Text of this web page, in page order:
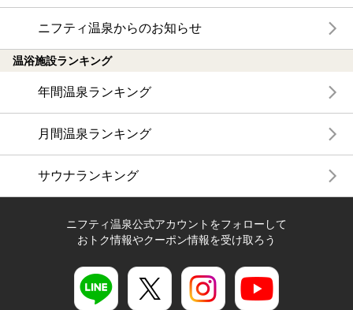
ニフティ温泉からのお知らせ
温浴施設ランキング
年間温泉ランキング
月間温泉ランキング
サウナランキング
ニフティ温泉公式アカウントをフォローして
おトク情報やクーポン情報を受け取ろう